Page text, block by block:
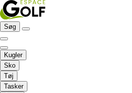
Søg
Kugler
Sko
Tøj
Tasker